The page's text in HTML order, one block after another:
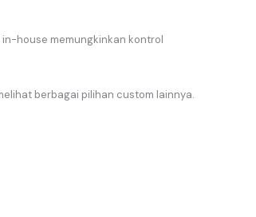
house memungkinkan kontrol
berbagai pilihan custom lainnya.